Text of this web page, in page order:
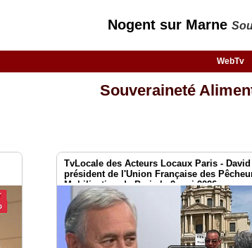
Nogent sur Marne
WebTv
Souveraineté
TvLocale des Acteurs Locaux Paris -
président de l'Union Française des
Mobilisation de Paris le 2 mai 2026